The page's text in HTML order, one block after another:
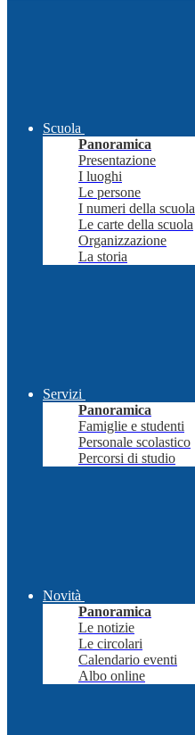
Scuola
Panoramica
Presentazione
I luoghi
Le persone
I numeri della scuola
Le carte della scuola
Organizzazione
La storia
Servizi
Panoramica
Famiglie e studenti
Personale scolastico
Percorsi di studio
Novità
Panoramica
Le notizie
Le circolari
Calendario eventi
Albo online